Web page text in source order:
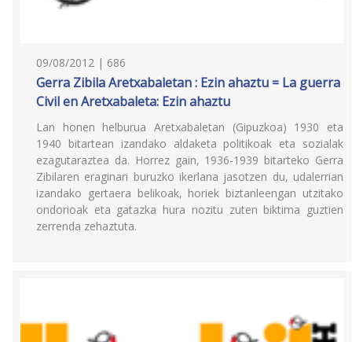
09/08/2012 | 686
Gerra Zibila Aretxabaletan : Ezin ahaztu = La guerra
Civil en Aretxabaleta: Ezin ahaztu
Lan honen helburua Aretxabaletan (Gipuzkoa) 1930 eta
1940 bitartean izandako aldaketa politikoak eta sozialak
ezagutaraztea da. Horrez gain, 1936-1939 bitarteko Gerra
Zibilaren eraginari buruzko ikerlana jasotzen du, udalerrian
izandako gertaera belikoak, horiek biztanleengan utzitako
ondorioak eta gatazka hura nozitu zuten biktima guztien
zerrenda zehaztuta.